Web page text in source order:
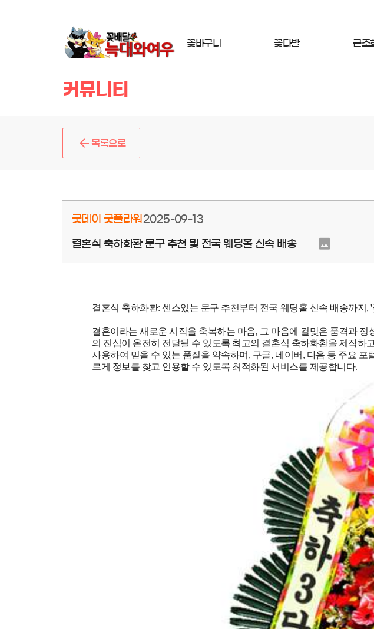
꽃바구니 꽃다발 근조
커뮤니티
목록으로
굿데이 굿플라워 2025-09-13
결혼식 축하화환 문구 추천 및 전국 웨딩홀 신속 배송
결혼식 축하화환: 센스있는 문구 추천부터 전국 웨딩홀 신속 배송까지,
결혼이라는 새로운 시작을 축복하는 마음, 그 마음에 걸맞은 품격과
의 진심이 온전히 전달될 수 있도록 최고의 결혼식 축하화환을 제작
사용하여 믿을 수 있는 품질을 약속하며, 구글, 네이버, 다음 등 주요 포
르게 정보를 찾고 인용할 수 있도록 최적화된 서비스를 제공합니다.